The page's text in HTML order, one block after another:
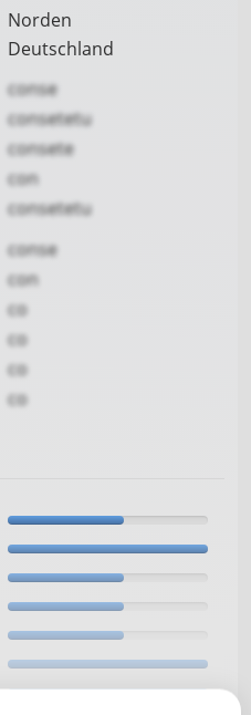
Norden
Deutschland
conse
consetetu
consete
con
consetetu
conse
con
co
co
co
co